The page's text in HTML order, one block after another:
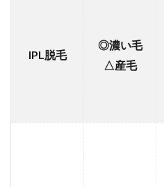
IPL脱毛
◎濃い毛
△産毛